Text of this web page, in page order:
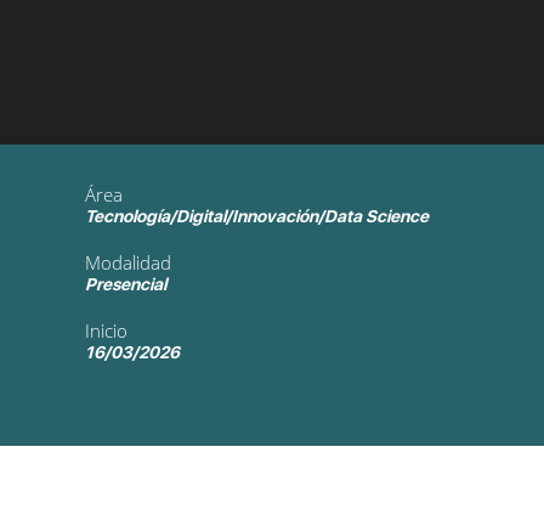
Área
Tecnología/Digital/Innovación/Data Science
Modalidad
Presencial
Inicio
16/03/2026